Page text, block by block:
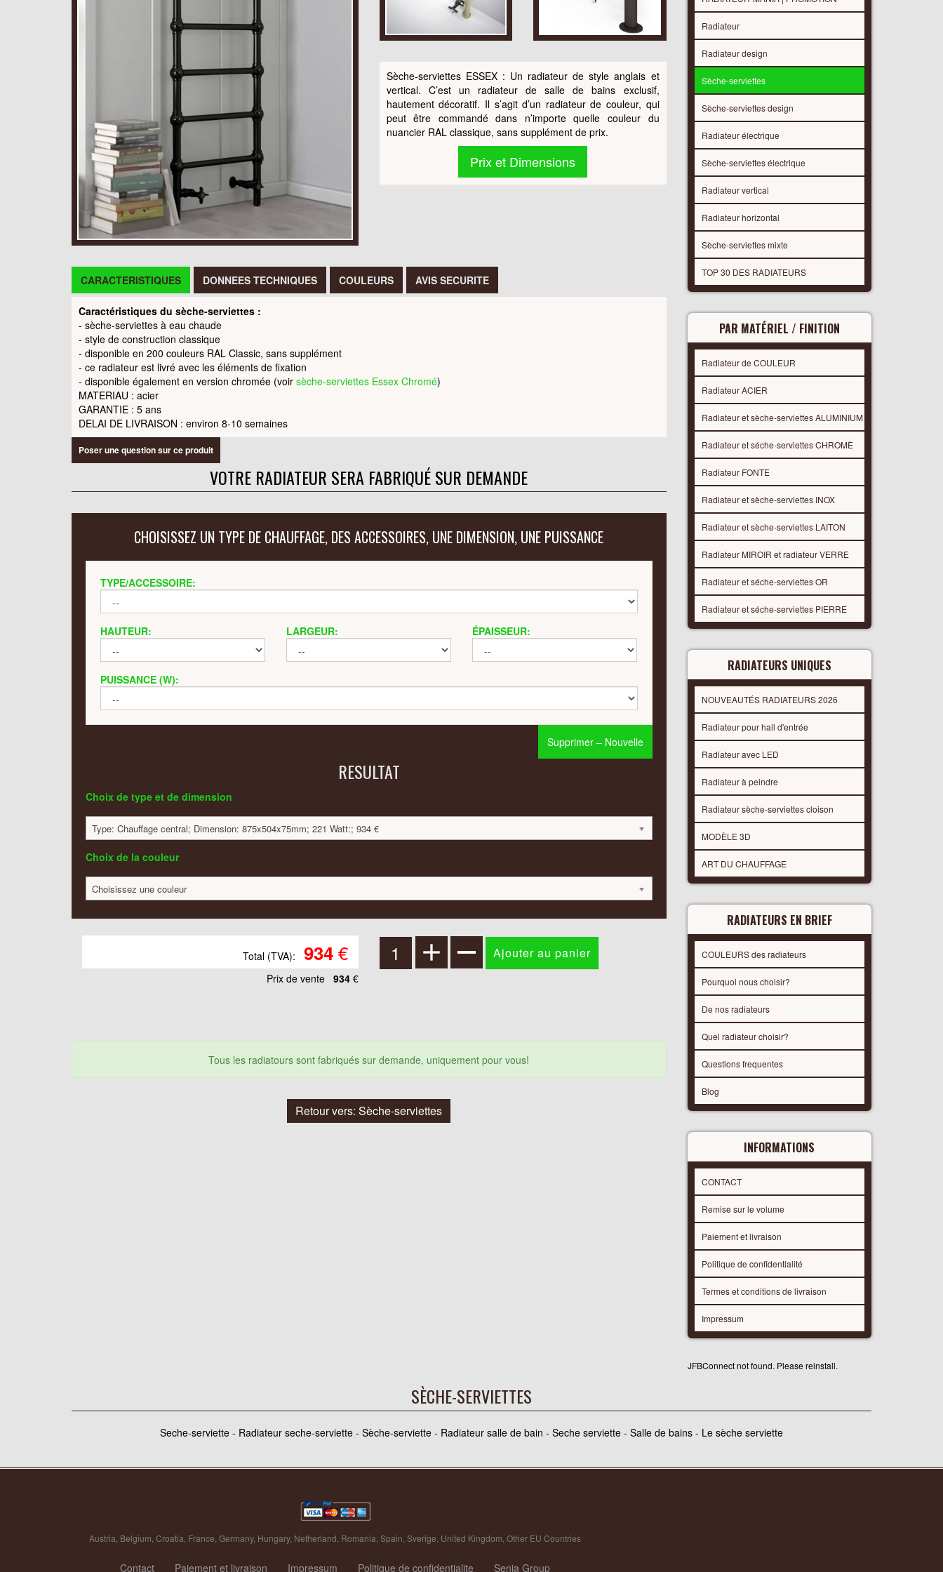
Sèche-serviettes ESSEX : Un radiateur de style anglais et
vertical. C’est un radiateur de salle de bains exclusif,
hautement décoratif. Il s’agit d’un radiateur de couleur, qui
peut être commandé dans n’importe quelle couleur du
nuancier RAL classique, sans supplément de prix.
Prix et Dimensions
CARACTERISTIQUES DONNEES TECHNIQUES COULEURS AVIS SECURITE
Caractéristiques du sèche-serviettes :
- sèche-serviettes à eau chaude
- style de construction classique
- disponible en 200 couleurs RAL Classic, sans supplément
- ce radiateur est livré avec les éléments de fixation
- disponible également en version chromée (voir sèche-serviettes Essex Chromé)
MATERIAU : acier
GARANTIE : 5 ans
DELAI DE LIVRAISON : environ 8-10 semaines
Poser une question sur ce produit
VOTRE RADIATEUR SERA FABRIQUÉ SUR DEMANDE
CHOISISSEZ UN TYPE DE CHAUFFAGE, DES ACCESSOIRES, UNE DIMENSION, UNE PUISSANCE
TYPE/ACCESSOIRE:
HAUTEUR: LARGEUR: ÉPAISSEUR:
PUISSANCE (W):
Supprimer – Nouvelle
RESULTAT
Choix de type et de dimension
Type: Chauffage central; Dimension: 875x504x75mm; 221 Watt:; 934 €
Choix de la couleur
Choisissez une couleur
Total (TVA): 934€
Prix ​​de vente 934€
Tous les radiatours sont fabriqués sur demande, uniquement pour vous!
Retour vers: Sèche-serviettes
Radiateur
Radiateur design
Sèche-serviettes
Sèche-serviettes design
Radiateur électrique
Sèche-serviettes électrique
Radiateur vertical
Radiateur horizontal
Sèche-serviettes mixte
TOP 30 DES RADIATEURS
PAR MATÉRIEL / FINITION
Radiateur de COULEUR
Radiateur ACIER
Radiateur et sèche-serviettes ALUMINIUM
Radiateur et séche-serviettes CHROMÈ
Radiateur FONTE
Radiateur et sèche-serviettes INOX
Radiateur et sèche-serviettes LAITON
Radiateur MIROIR et radiateur VERRE
Radiateur et séche-serviettes OR
Radiateur et séche-serviettes PIERRE
RADIATEURS UNIQUES
NOUVEAUTÉS RADIATEURS 2026
Radiateur pour hall d'entrée
Radiateur avec LED
Radiateur à peindre
Radiateur sèche-serviettes cloison
MODÈLE 3D
ART DU CHAUFFAGE
RADIATEURS EN BRIEF
COULEURS des radiateurs
Pourquoi nous choisir?
De nos radiateurs
Quel radiateur choisir?
Questions frequentes
Blog
INFORMATIONS
CONTACT
Remise sur le volume
Paiement et livraison
Politique de confidentialité
Termes et conditions de livraison
Impressum
JFBConnect not found. Please reinstall.
SÈCHE-SERVIETTES
Seche-serviette - Radiateur seche-serviette - Sèche-serviette - Radiateur salle de bain - Seche serviette - Salle de bains - Le sèche serviette
Austria, Belgium,Croatia, France,Germany, Hungary, Netherland, Romania,Spain,Sverige, United Kingdom,Other EU Countries
Contact Paiement et livraison Impressum Politique de confidentialite Senia Group